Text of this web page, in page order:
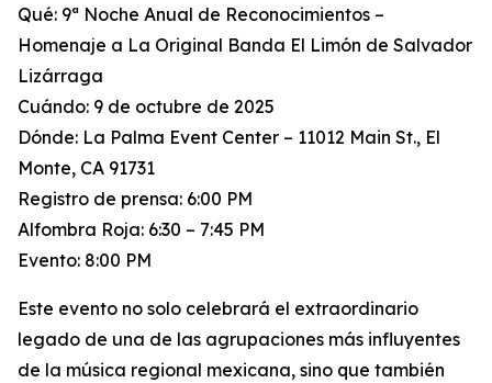
Qué: 9ª Noche Anual de Reconocimientos –
Homenaje a La Original Banda El Limón de Salvador
Lizárraga
Cuándo: 9 de octubre de 2025
Dónde: La Palma Event Center – 11012 Main St., El
Monte, CA 91731
Registro de prensa: 6:00 PM
Alfombra Roja: 6:30 – 7:45 PM
Evento: 8:00 PM
Este evento no solo celebrará el extraordinario
legado de una de las agrupaciones más influyentes
de la música regional mexicana, sino que también